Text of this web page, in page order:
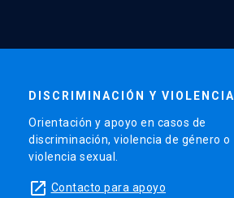
DISCRIMINACIÓN Y VIOLENCIA
Orientación y apoyo en casos de
discriminación, violencia de género o
violencia sexual.
launch Contacto para apoyo